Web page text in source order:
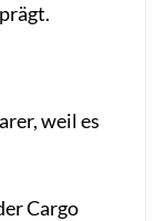
weil es
Cargo